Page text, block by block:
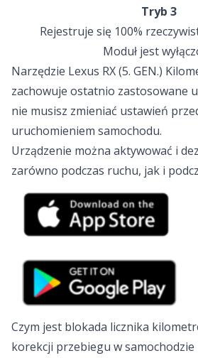
Tryb 3
Rejestruje się 100%
Moduł jest
Narzędzie Lexus RX (5. GEN.)
zachowuje ostatnio zastosowane
nie musisz zmieniać ustawień
uruchomieniem samochodu.
Urządzenie można aktywować i
zarówno podczas ruchu, jak i
Czym jest blokada licznika
korekcji przebiegu w samochodzie